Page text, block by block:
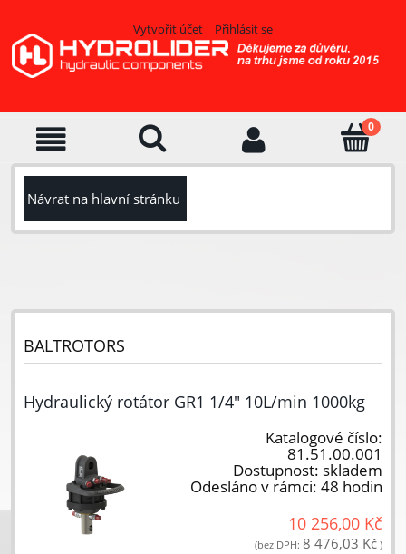
Vytvořit účet Přihlásit se
Návrat na hlavní stránku
BALTROTORS
Hydraulický rotátor GR1 1/4" 10L/min 1000kg
Katalogové číslo:
81.51.00.001
Dostupnost: skladem
Odesláno v rámci: 48 hodin
10 256,00 Kč
(bez DPH: 8 476,03 Kč )